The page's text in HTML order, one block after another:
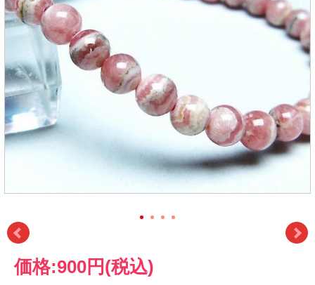
価格:900円 (税込)